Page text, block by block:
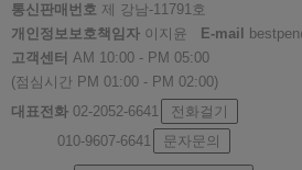
통신판매번호 제 강남-11791호
개인정보보호책임자 이지윤 E-mail
고객센터 AM 10:00 - PM 05:00
(점심시간 PM 01:00 - PM 02:00)
대표전화 02-2052-6641
전화걸기
010-9607-6641
문자문의